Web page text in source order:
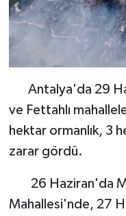
Antalya'da 29
ve Fettahlı
hektar ormanlık, 3
zarar gördü.
26 Haziran'da
Mahallesi'nde, 27